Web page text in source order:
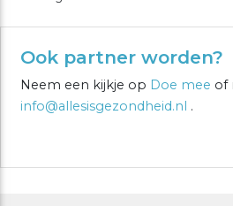
Ook partner worden?
Neem een kijkje op Doe mee of
info@allesisgezondheid.nl .